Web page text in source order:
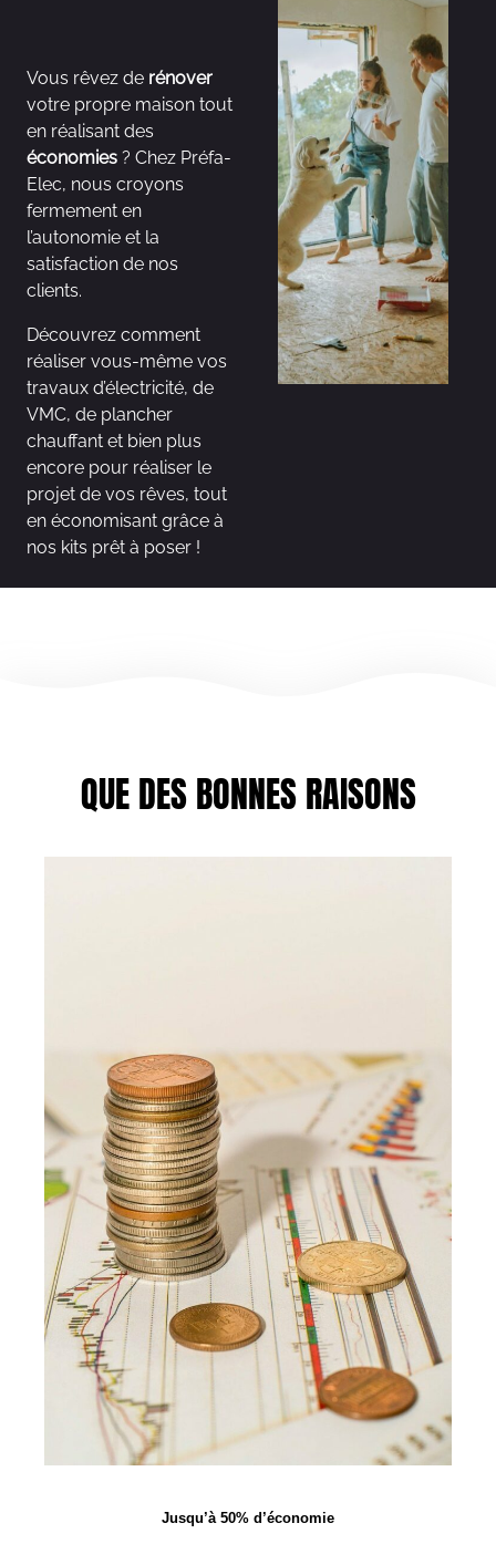
Vous rêvez de rénover
votre propre maison tout
en réalisant des
économies ? Chez Préfa-
Elec, nous croyons
fermement en
l’autonomie et la
satisfaction de nos
clients.
Découvrez comment
réaliser vous-même vos
travaux d’électricité, de
VMC, de plancher
chauffant et bien plus
encore pour réaliser le
projet de vos rêves, tout
en économisant grâce à
nos kits prêt à poser !
QUE DES BONNES RAISONS
Jusqu’à 50% d’économie